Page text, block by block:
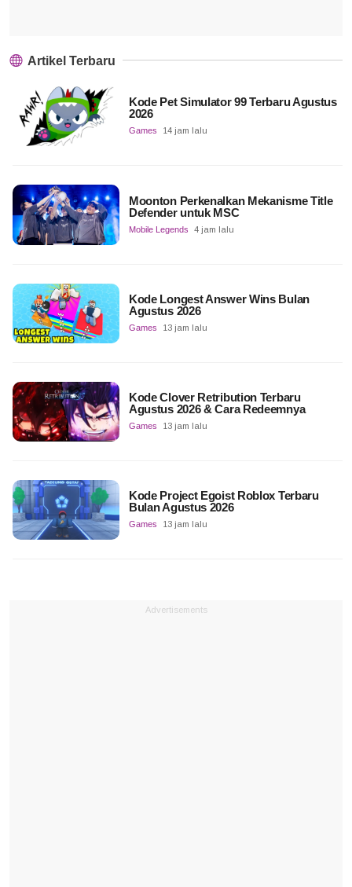
Artikel Terbaru
Kode Pet Simulator 99 Terbaru Agustus
2026
Games 14 jam lalu
Moonton Perkenalkan Mekanisme Title
Defender untuk MSC
Mobile Legends 4 jam lalu
Kode Longest Answer Wins Bulan
Agustus 2026
Games 13 jam lalu
Kode Clover Retribution Terbaru
Agustus 2026 & Cara Redeemnya
Games 13 jam lalu
Kode Project Egoist Roblox Terbaru
Bulan Agustus 2026
Games 13 jam lalu
Advertisements